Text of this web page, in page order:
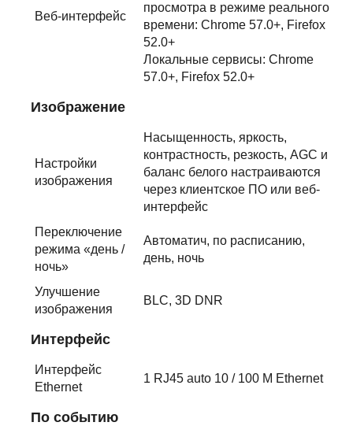
Веб-интерфейс
просмотра в режиме реального
времени: Chrome 57.0+, Firefox
52.0+
Локальные сервисы: Chrome
57.0+, Firefox 52.0+
Изображение
Настройки
изображения
Насыщенность, яркость,
контрастность, резкость, AGC и
баланс белого настраиваются
через клиентское ПО или веб-
интерфейс
Переключение
режима «день /
ночь»
Автоматич, по расписанию,
день, ночь
Улучшение
изображения
BLC, 3D DNR
Интерфейс
Интерфейс
Ethernet
1 RJ45 auto 10 / 100 М Ethernet
По событию